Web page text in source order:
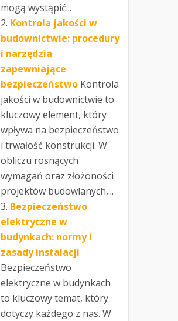
mogą wystąpić...
Kontrola jakości w
budownictwie: procedury
i narzędzia
zapewniające
bezpieczeństwo Kontrola
jakości w budownictwie to
kluczowy element, który
wpływa na bezpieczeństwo
i trwałość konstrukcji. W
obliczu rosnących
wymagań oraz złożoności
projektów budowlanych,...
Bezpieczeństwo
elektryczne w
budynkach: normy i
zasady instalacji
Bezpieczeństwo
elektryczne w budynkach
to kluczowy temat, który
dotyczy każdego z nas. W